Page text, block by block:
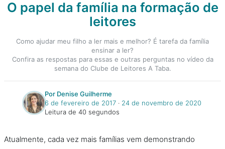
O papel da família na formação de
leitores
Como ajudar meu filho a ler mais e melhor? É tarefa da família
ensinar a ler?
Confira as respostas para essas e outras perguntas no vídeo da
semana do Clube de Leitores A Taba.
Por Denise Guilherme
6 de fevereiro de 2017 ‧ 24 de novembro de 2020
Leitura de 40 segundos
Atualmente, cada vez mais famílias vem demonstrando